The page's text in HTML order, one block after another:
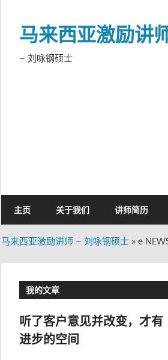
content马来西亚激励讲
– 刘咏钢硕士
主页 关于我们 讲师简历
马来西亚激励讲师 – 刘咏钢硕士 » e
我的文章
听了客户意见并改变，才有
进步的空间